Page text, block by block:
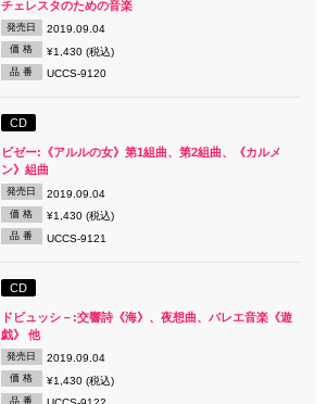
チェレスタのための音楽
発売日 2019.09.04
価 格 ¥1,430 (税込)
品 番 UCCS-9120
CD
ビゼー:《アルルの女》第1組曲、第2組曲、《カルメ
ン》組曲
発売日 2019.09.04
価 格 ¥1,430 (税込)
品 番 UCCS-9121
CD
ドビュッシ－:交響詩《海》、夜想曲、バレエ音楽《遊
戯》 他
発売日 2019.09.04
価 格 ¥1,430 (税込)
品 番